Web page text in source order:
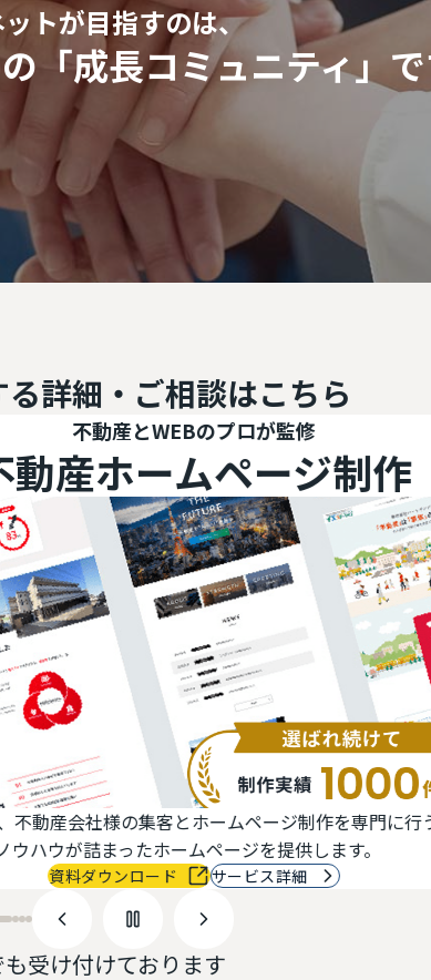
トが目指すのは、
「成長コミュニティ」
詳細・ご相談はこちら
とWEBのプロが監修
ームページ制作
集客とホームページ制作を専門に行うIT企業で
たホームページを提供します。
ロード サービス詳細
受け付けております